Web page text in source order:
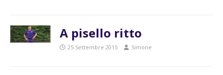
A pisello ritto
25 Settembre 2015 Simone